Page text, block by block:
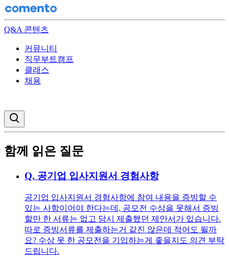
Q&A 콘텐츠
커뮤니티
직무부트캠프
클래스
채용
함께 읽은 질문
Q. 공기업 입사지원서 경험사항
공기업 입사지원서 경험사항에 참여 내용을 증빙할 수
있는 사항이어야 한다는데, 공모전 수상을 못해서 증빙
할만 한 서류는 없고 당시 제출했던 제안서가 있습니다.
따로 증빙서류를 제출하는거 같진 않은데 적어도 될까
요? 수상 못 한 공모전을 기입하는게 좋을지도 의견 부탁
드립니다.